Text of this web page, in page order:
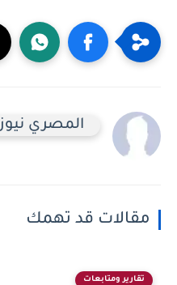
المصري نيوز
مقالات قد تهمك
تقارير ومتابعات